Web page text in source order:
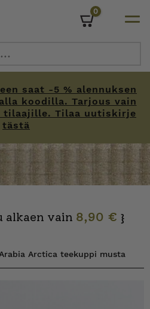
saat -5 % alennuksen
koodilla. Tarjous vain
tilaajille. Tilaa uutiskirje
tästä
0
alkaen vain 8,90 € }
Arabia Arctica teekuppi musta